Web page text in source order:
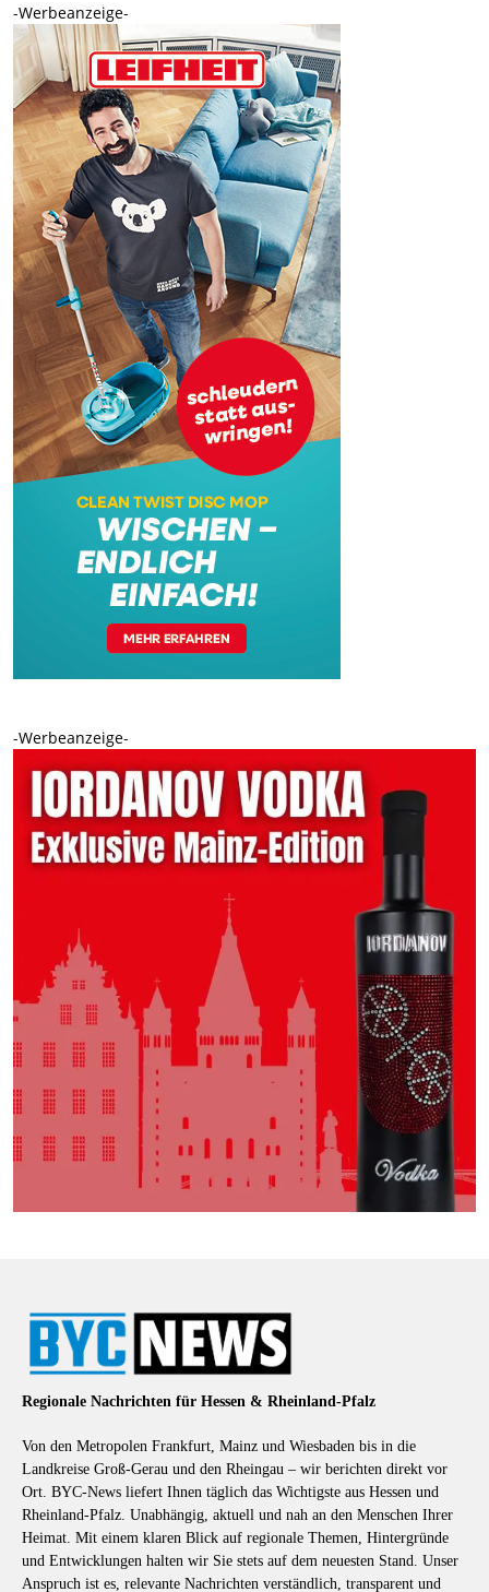
-Werbeanzeige-
-Werbeanzeige-
Regionale Nachrichten für Hessen & Rheinland-Pfalz
Von den Metropolen Frankfurt, Mainz und Wiesbaden bis in die
Landkreise Groß-Gerau und den Rheingau – wir berichten direkt vor
Ort. BYC-News liefert Ihnen täglich das Wichtigste aus Hessen und
Rheinland-Pfalz. Unabhängig, aktuell und nah an den Menschen Ihrer
Heimat. Mit einem klaren Blick auf regionale Themen, Hintergründe
und Entwicklungen halten wir Sie stets auf dem neuesten Stand. Unser
Anspruch ist es, relevante Nachrichten verständlich, transparent und